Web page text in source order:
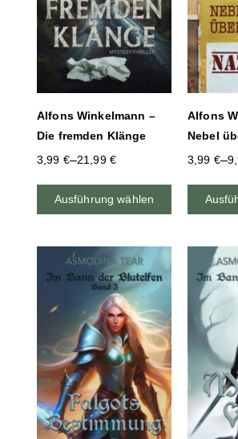
Alfons Winkelmann –
Die fremden Klänge
3,99 €–21,99 €
Ausführung wählen
Alfons
Nebel
3,99 €–